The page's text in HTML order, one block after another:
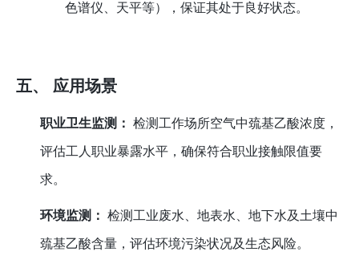
色谱仪、天平等），保证其处于良好状态。
五、 应用场景
职业卫生监测： 检测工作场所空气中巯基乙酸浓度，
评估工人职业暴露水平，确保符合职业接触限值要
求。
环境监测： 检测工业废水、地表水、地下水及土壤中
巯基乙酸含量，评估环境污染状况及生态风险。